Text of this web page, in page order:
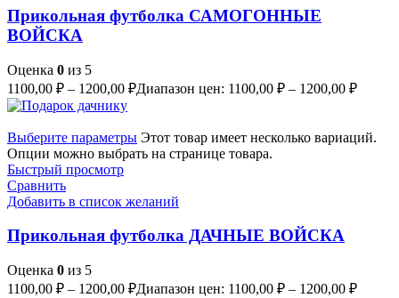
Прикольная футболка САМОГОННЫЕ
ВОЙСКА
Оценка 0 из 5
1100,00 ₽ – 1200,00 ₽Диапазон цен: 1100,00 ₽ – 1200,00 ₽
Выберите параметры Этот товар имеет несколько вариаций.
Опции можно выбрать на странице товара.
Быстрый просмотр
Сравнить
Добавить в список желаний
Прикольная футболка ДАЧНЫЕ ВОЙСКА
Оценка 0 из 5
1100,00 ₽ – 1200,00 ₽Диапазон цен: 1100,00 ₽ – 1200,00 ₽